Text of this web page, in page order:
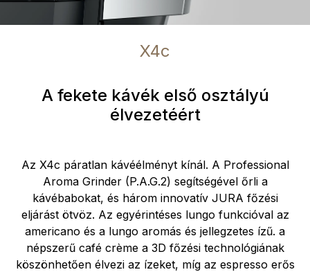
X4c
A fekete kávék első osztályú
élvezetéért
Az X4c páratlan kávéélményt kínál. A Professional
Aroma Grinder (P.A.G.2) segítségével őrli a
kávébabokat, és három innovatív JURA főzési
eljárást ötvöz. Az egyérintéses lungo funkcióval az
americano és a lungo aromás és jellegzetes ízű. a
népszerű café crème a 3D főzési technológiának
köszönhetően élvezi az ízeket, míg az espresso erős